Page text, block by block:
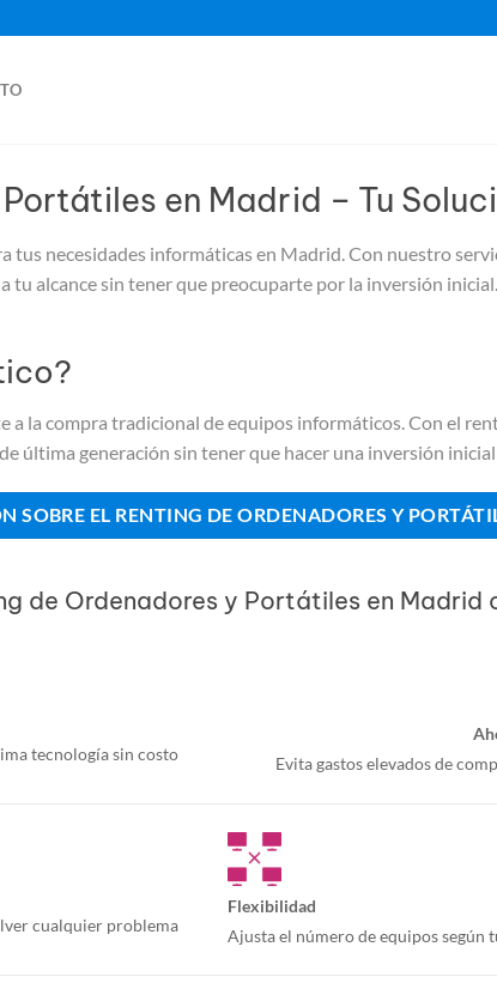
en Madrid – Tu
tus necesidades informáticas en Madrid. Con nuestro
tu alcance sin tener que preocuparte por la inversión
la compra tradicional de equipos informáticos. Con el
última generación sin tener que hacer una inversión
SOBRE EL RENTING DE ORDENADORES Y
de Ordenadores y Portátiles en Madrid
tecnología sin costo
Evita gastos elevados de
cualquier problema
Flexibilidad
Ajusta el número de equipos según